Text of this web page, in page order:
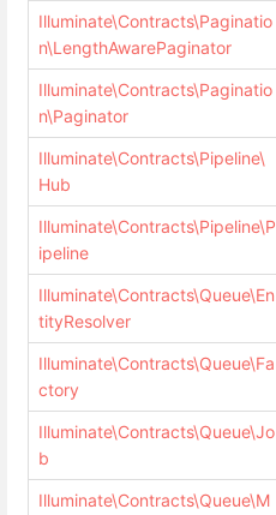
Illuminate\Contracts\Paginatio
n\LengthAwarePaginator
Illuminate\Contracts\Paginatio
n\Paginator
Illuminate\Contracts\Pipeline\
Hub
Illuminate\Contracts\Pipeline\P
ipeline
Illuminate\Contracts\Queue\En
tityResolver
Illuminate\Contracts\Queue\Fa
ctory
Illuminate\Contracts\Queue\Jo
b
Illuminate\Contracts\Queue\M